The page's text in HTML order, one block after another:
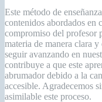
Este método de
contenidos abordados en
compromiso del profesor
materia de manera clara
seguir avanzando en
contribuye a que este
abrumador debido a la
accesible. Agradecemos
asimilable este proceso.